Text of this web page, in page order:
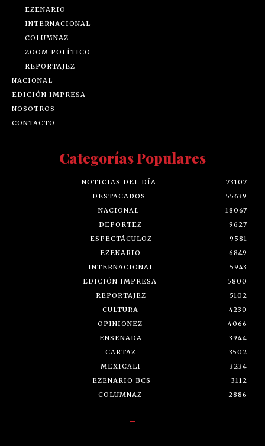
EZENARIO
INTERNACIONAL
COLUMNAZ
ZOOM POLÍTICO
REPORTAJEZ
NACIONAL
EDICIÓN IMPRESA
NOSOTROS
CONTACTO
Categorías Populares
NOTICIAS DEL DÍA
73107
DESTACADOS
55639
NACIONAL
18067
DEPORTEZ
9627
ESPECTÁCULOZ
9581
EZENARIO
6849
INTERNACIONAL
5943
EDICIÓN IMPRESA
5800
REPORTAJEZ
5102
CULTURA
4230
OPINIONEZ
4066
ENSENADA
3944
CARTAZ
3502
MEXICALI
3234
EZENARIO BCS
3112
COLUMNAZ
2886
-